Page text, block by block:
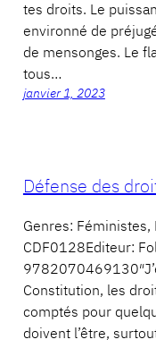
tes droits. Le
environné de
de mensonges. Le
tous…
janvier 1, 2023
Défense des
Genres:
CDF0128Editeur:
Constitution, les
comptés pour
doivent l’être,